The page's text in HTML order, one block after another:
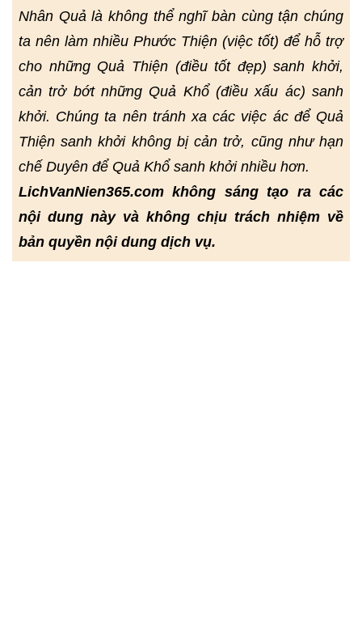
Nhân Quả là không thể nghĩ bàn cùng tận chúng
ta nên làm nhiều Phước Thiện (việc tốt) để hỗ trợ
cho những Quả Thiện (điều tốt đẹp) sanh khởi,
cản trở bớt những Quả Khổ (điều xấu ác) sanh
khởi. Chúng ta nên tránh xa các việc ác để Quả
Thiện sanh khởi không bị cản trở, cũng như hạn
chế Duyên để Quả Khổ sanh khởi nhiều hơn.
LichVanNien365.com không sáng tạo ra các
nội dung này và không chịu trách nhiệm về
bản quyền nội dung dịch vụ.